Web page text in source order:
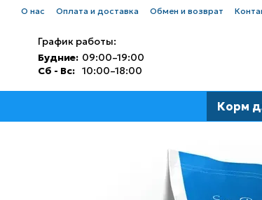
Перейти к основному контенту
О нас Оплата и доставка Обмен и возврат
График работы:
Будние: 09:00–19:00
Сб - Вс: 10:00–18:00
Корм